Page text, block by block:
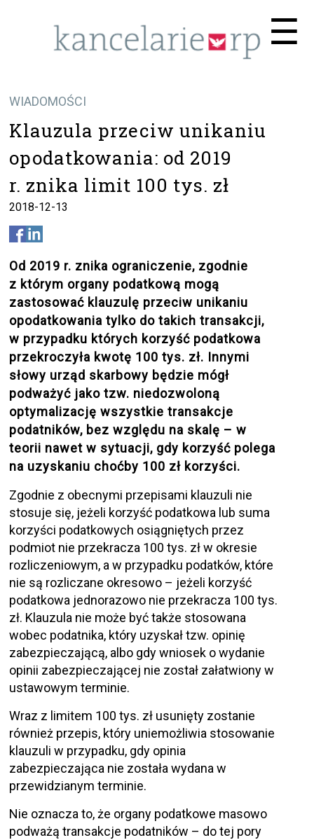
☰
WIADOMOŚCI
Klauzula przeciw unikaniu
opodatkowania: od 2019
r. znika limit 100 tys. zł
2018-12-13
Od 2019 r. znika ograniczenie, zgodnie
z którym organy podatkową mogą
zastosować klauzulę przeciw unikaniu
opodatkowania tylko do takich transakcji,
w przypadku których korzyść podatkowa
przekroczyła kwotę 100 tys. zł. Innymi
słowy urząd skarbowy będzie mógł
podważyć jako tzw. niedozwoloną
optymalizację wszystkie transakcje
podatników, bez względu na skalę – w
teorii nawet w sytuacji, gdy korzyść polega
na uzyskaniu choćby 100 zł korzyści.
Zgodnie z obecnymi przepisami klauzuli nie
stosuje się, jeżeli korzyść podatkowa lub suma
korzyści podatkowych osiągniętych przez
podmiot nie przekracza 100 tys. zł w okresie
rozliczeniowym, a w przypadku podatków, które
nie są rozliczane okresowo – jeżeli korzyść
podatkowa jednorazowo nie przekracza 100 tys.
zł. Klauzula nie może być także stosowana
wobec podatnika, który uzyskał tzw. opinię
zabezpieczającą, albo gdy wniosek o wydanie
opinii zabezpieczającej nie został załatwiony w
ustawowym terminie.
Wraz z limitem 100 tys. zł usunięty zostanie
również przepis, który uniemożliwia stosowanie
klauzuli w przypadku, gdy opinia
zabezpieczająca nie została wydana w
przewidzianym terminie.
Nie oznacza to, że organy podatkowe masowo
podważą transakcje podatników – do tej pory